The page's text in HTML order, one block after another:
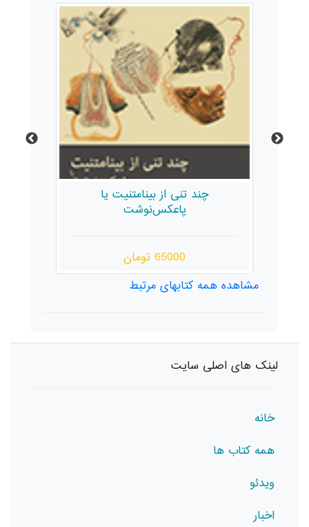
چند تنی از بینامتنیت یا
پاعکس‌نوشت
65000 تومان
مشاهده همه کتابهای مرتبط
لینک های اصلی سایت
خانه
همه کتاب ها
ویدئو
اخبار